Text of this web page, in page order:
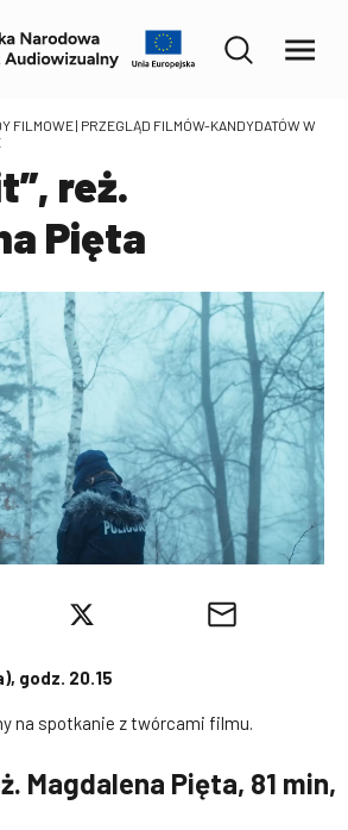
FILMOWE | PRZEGLĄD FILMÓW-KANDYDATÓW W
reż.
Pięta
godz. 20.15
na spotkanie z twórcami filmu.
Magdalena Pięta, 81 min,